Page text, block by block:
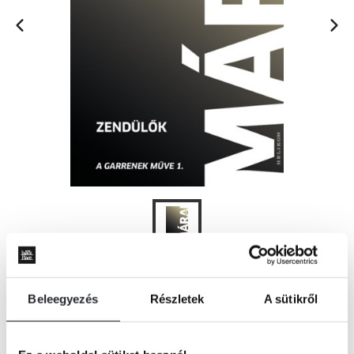
Beleegyezés Részletek A sütikről
KOSÁRBA